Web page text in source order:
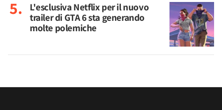
L'esclusiva Netflix per il nuovo
trailer di GTA 6 sta generando
molte polemiche